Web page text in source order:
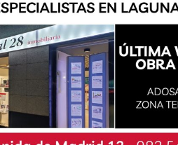
detenido en ocasiones
hurto de vehículo y
También haber estado